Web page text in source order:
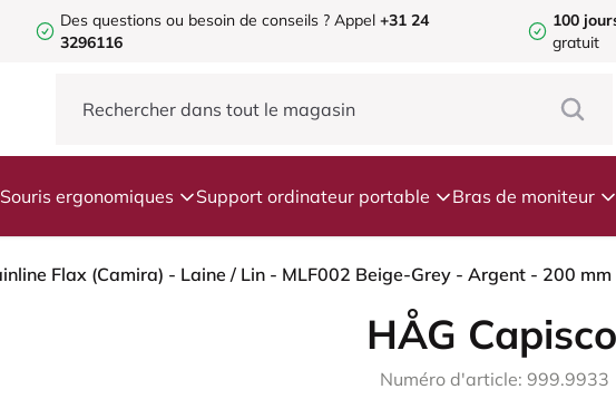
Des questions ou besoin de conseils ? Appel+31 24
3296116
100
gratuit
Souris ergonomiques Support ordinateur portable Bras de moniteur
HÅG
Numéro d'article: 999.9933